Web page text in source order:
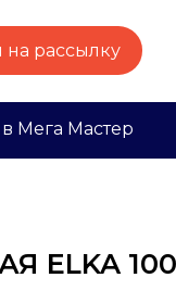
на рассылку
Мега Мастер
ELKA